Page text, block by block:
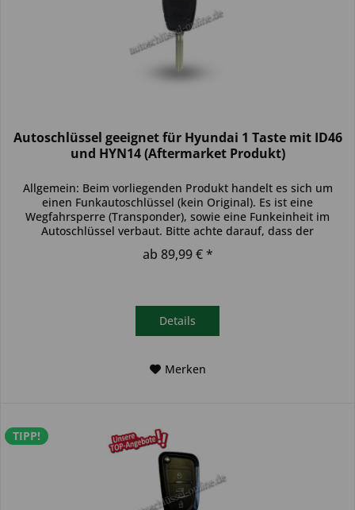
Autoschlüssel geeignet für Hyundai 1 Taste mit ID46
und HYN14 (Aftermarket Produkt)
Allgemein: Beim vorliegenden Produkt handelt es sich um
einen Funkautoschlüssel (kein Original). Es ist eine
Wegfahrsperre (Transponder), sowie eine Funkeinheit im
Autoschlüssel verbaut. Bitte achte darauf, dass der
Autoschlüssel deinem...
ab 89,99 € *
Details
Merken
TIPP!